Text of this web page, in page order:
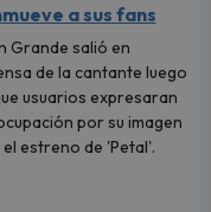
a sus fans
Grande salió en
de la cantante luego
usuarios expresaran
por su imagen
estreno de 'Petal'.